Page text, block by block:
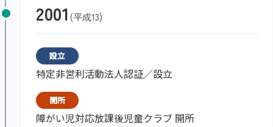
2001 平成13
設立
特定非営利活動法人認証／設立
開所
障がい児対応放課後児童クラブ 開所